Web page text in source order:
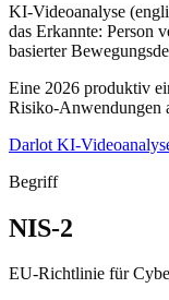
KI-Videoanalyse
das Erkannte: Person
basierter
Eine 2026 produktiv
Risiko-Anwendungen
Darlot KI-
Begriff
NIS-2
EU-Richtlinie für